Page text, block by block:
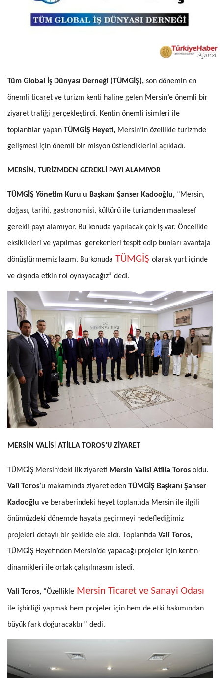
Tüm Global İş Dünyası Derneği (TÜMGİŞ), son dönemin en
önemli ticaret ve turizm kenti haline gelen Mersin’e önemli bir
ziyaret trafiği gerçekleştirdi. Kentin önemli isimleri ile
toplantılar yapan TÜMGİŞ Heyeti, Mersin’in özellikle turizmde
gelişmesi için önemli bir misyon üstlendiklerini açıkladı.
MERSİN, TURİZMDEN GEREKLİ PAYI ALAMIYOR
TÜMGİŞ Yönetim Kurulu Başkanı Şanser Kadooğlu, “Mersin,
doğası, tarihi, gastronomisi, kültürü ile turizmden maalesef
gerekli payı alamıyor. Bu konuda yapılacak çok iş var. Öncelikle
eksiklikleri ve yapılması gerekenleri tespit edip bunları avantaja
dönüştürmemiz lazım. Bu konuda TÜMGİŞ olarak yurt içinde
ve dışında etkin rol oynayacağız” dedi.
MERSİN VALİSİ ATİLLA TOROS’U ZİYARET
TÜMGİŞ Mersin’deki ilk ziyareti Mersin Valisi Atilla Toros oldu.
Vali Toros’u makamında ziyaret eden TÜMGİŞ Başkanı Şanser
Kadooğlu ve beraberindeki heyet toplantıda Mersin ile ilgili
önümüzdeki dönemde hayata geçirmeyi hedeflediğimiz
projeleri detaylı bir şekilde ele aldı. Toplantıda Vali Toros,
TÜMGİŞ Heyetinden Mersin’de yapacağı projeler için kentin
dinamikleri ile ortak çalışılmasını istedi.
Vali Toros, “Özellikle Mersin Ticaret ve Sanayi Odası
ile işbirliği yapmak hem projeler için hem de etki bakımından
büyük fark doğuracaktır” dedi.